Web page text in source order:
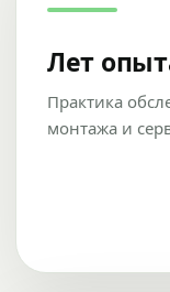
Лет
Практика
монтажа и